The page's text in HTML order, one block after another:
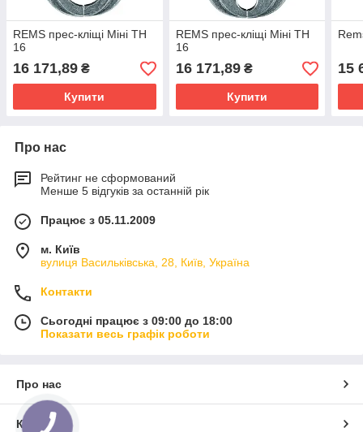
REMS прес-кліщі Міні TH
16
16 171,89 ₴
Купити
REMS прес-кліщі Міні TH
16
16 171,89₴
Купити
15
Про нас
Рейтинг не сформований
Менше 5 відгуків за останній рік
Працює з 05.11.2009
м. Київ
вулиця Васильківська, 28, Київ, Україна
Контакти
Сьогодні працює з 09:00 до 18:00
Показати весь графік роботи
Про нас
Контакти